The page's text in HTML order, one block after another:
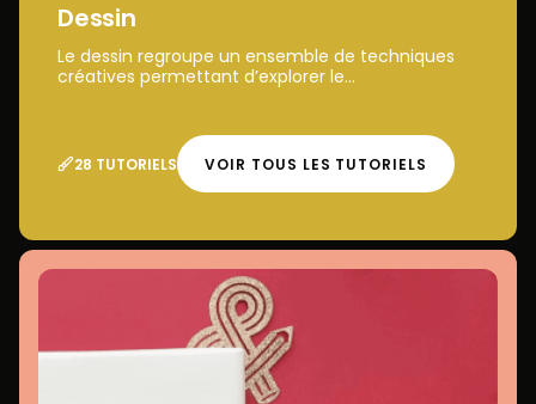
Dessin
Le dessin regroupe un ensemble de techniques
créatives permettant d’explorer le...
28 TUTORIELS VOIR TOUS LES TUTORIELS